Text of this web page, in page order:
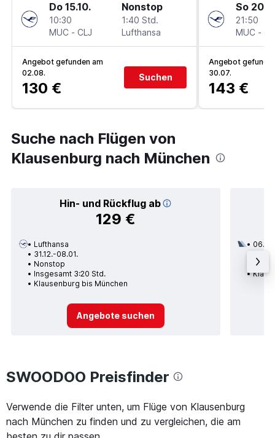
Do 15.10.
10:30
MUC - CLJ
Nonstop
1:40 Std.
Lufthansa
Angebot gefunden am
02.08.
130 €
Suchen
So 20.9.
21:50
MUC -
Angebot
30.07.
143 €
Suche nach Flügen von
Klausenburg nach München
Hin- und Rückflug ab
129 €
Lufthansa
31.12.-08.01.
Nonstop
Insgesamt 3:20 Std.
Klausenburg bis München
Angebote suchen
SWOODOO Preisfinder
Verwende die Filter unten, um Flüge von Klausenburg
nach München zu finden und zu vergleichen, die am